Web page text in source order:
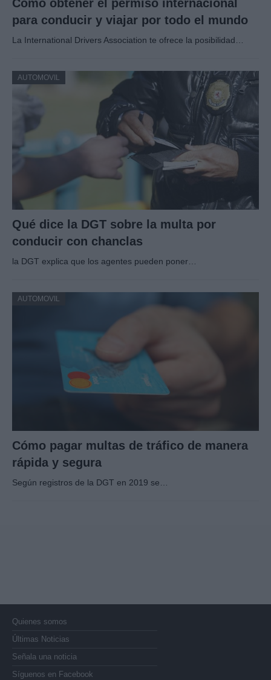
Cómo obtener el permiso internacional
para conducir y viajar por todo el mundo
La International Drivers Association te ofrece la posibilidad…
AUTOMOVIL
Qué dice la DGT sobre la multa por
conducir con chanclas
la DGT explica que los agentes pueden poner…
AUTOMOVIL
Cómo pagar multas de tráfico de manera
rápida y segura
Según registros de la DGT en 2019 se…
Quienes somos
Últimas Noticias
Señala una noticia
Síguenos en Facebook